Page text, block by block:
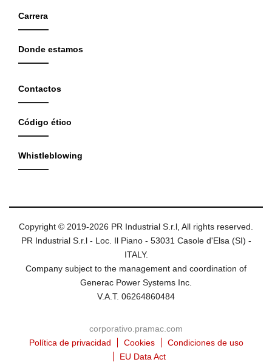
Carrera
Donde estamos
Contactos
Código ético
Whistleblowing
Copyright © 2019-2026 PR Industrial S.r.l, All rights reserved.
PR Industrial S.r.l - Loc. Il Piano - 53031 Casole d'Elsa (SI) -
ITALY.
Company subject to the management and coordination of
Generac Power Systems Inc.
V.A.T. 06264860484
corporativo.pramac.com
Política de privacidad
Cookies
Condiciones de uso
EU Data Act